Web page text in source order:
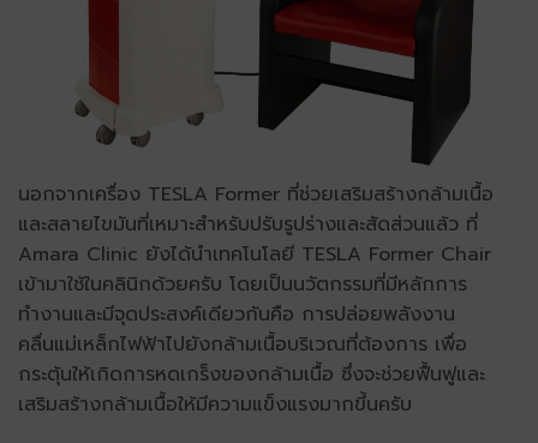
นอกจากเครื่อง TESLA Former ที่ช่วยเสริมสร้างกล้ามเนื้อ
และสลายไขมันที่เหมาะสำหรับปรับรูปร่างและสัดส่วนแล้ว ที่
Amara Clinic ยังได้นำเทคโนโลยี TESLA Former Chair
เข้ามาใช้ในคลินิกด้วยครับ โดยเป็นนวัตกรรมที่มีหลักการ
ทำงานและมีจุดประสงค์เดียวกันคือ การปล่อยพลังงาน
คลื่นแม่เหล็กไฟฟ้าไปยังกล้ามเนื้อบริเวณที่ต้องการ เพื่อ
กระตุ้นให้เกิดการหดเกร็งของกล้ามเนื้อ ซึ่งจะช่วยฟื้นฟูและ
เสริมสร้างกล้ามเนื้อให้มีความแข็งแรงมากขึ้นครับ